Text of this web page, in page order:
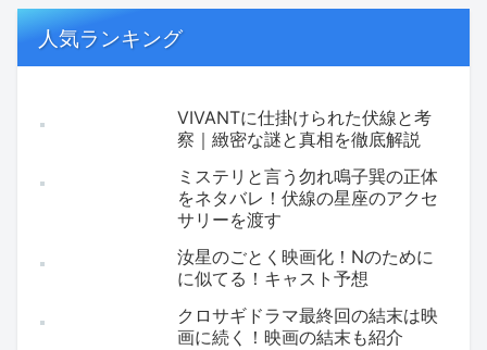
人気ランキング
VIVANTに仕掛けられた伏線と考
察｜緻密な謎と真相を徹底解説
ミステリと言う勿れ鳴子巽の正体
をネタバレ！伏線の星座のアクセ
サリーを渡す
汝星のごとく映画化！Nのために
に似てる！キャスト予想
クロサギドラマ最終回の結末は映
画に続く！映画の結末も紹介